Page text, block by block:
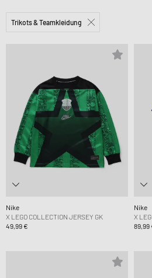
Trikots & Teamkleidung
Nike
X LEGO COLLECTION JERSEY GK
49,99 €
Nike
X
89,99